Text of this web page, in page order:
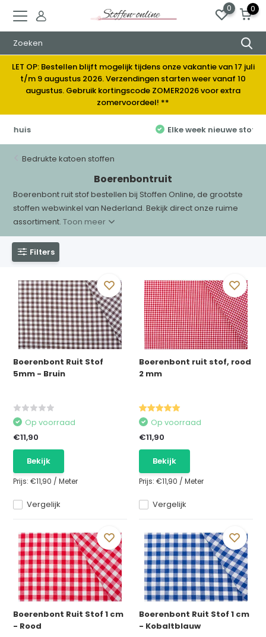
0 0
LET OP: Bestellen blijft mogelijk tijdens onze vakantie van 17 juli
t/m 9 augustus 2026. Verzendingen starten weer vanaf 10
augustus. Gebruik kortingscode ZOMER2026 voor extra
zomervoordeel! **
Elke week nieuwe stoffen
Bedrukte katoen stoffen
Boerenbontruit
Boerenbont ruit stof bestellen bij Stoffen Online, de grootste
stoffen webwinkel van Nederland. Bekijk direct onze ruime
assortiment.Toon meer
Filters
Boerenbont Ruit Stof
5mm - Bruin
Vergelijk
Op voorraad
€11,90
Bekijk
Prijs:€11,90 /Meter
Boerenbont ruit stof, rood
2 mm
Vergelijk
Op voorraad
€11,90
Bekijk
Prijs: €11,90 / Meter
Boerenbont Ruit Stof 1 cm
- Rood
Boerenbont Ruit Stof 1 cm
- Kobaltblauw